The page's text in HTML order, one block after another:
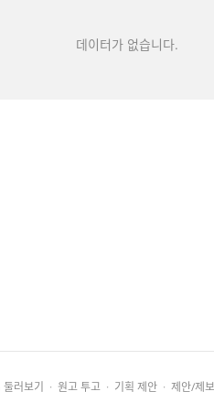
데이터가 없습니다.
러보기 · 원고 투고 · 기획 제안 · 제안/제보